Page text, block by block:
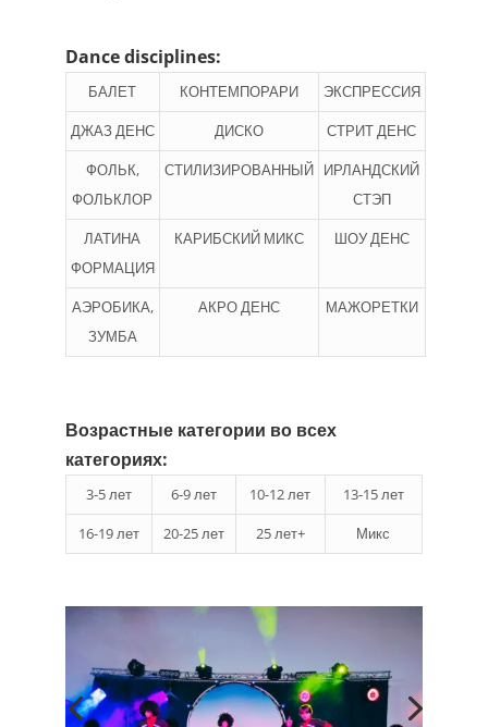
Dance disciplines:
БАЛЕТ КОНТЕМПОРАРИ
ЭКСПРЕССИЯ
ДЖАЗ ДЕНС
ДИСКО
СТРИТ ДЕНС
ФОЛЬК,
ФОЛЬКЛОР
СТИЛИЗИРОВАННЫЙ ИРЛАНДСКИЙ
СТЭП
ЛАТИНА
ФОРМАЦИЯ
КАРИБСКИЙ МИКС ШОУ ДЕНС
АЭРОБИКА,
ЗУМБА
АКРО ДЕНС МАЖОРЕТКИ
Возрастные категории во всех
категориях:
3-5 лет 6-9 лет 10-12 лет
13-15 лет
16-19 лет
20-25 лет 25 лет+ Микс